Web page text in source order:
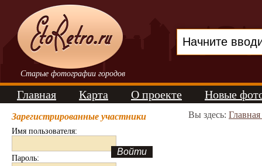
Старые фотографии городов
Главная Карта О проекте Новые
Зарегистрированные участники
Имя пользователя:
Пароль:
Вы здесь: